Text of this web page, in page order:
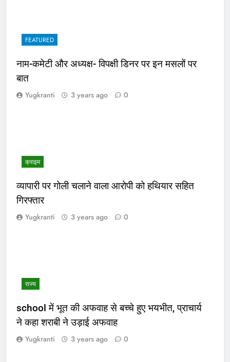
FEATURED
नाम-कमेटी और अध्यक्ष- विपक्षी डिनर पर इन मसलों पर
बात
Yugkranti 3 years ago 0
क्राइम
व्यापारी पर गोली चलाने वाला आरोपी को हथियार सहित
गिरफ्तार
Yugkranti 3 years ago 0
राज्य
school में भूत की अफवाह से बच्चे हुए भयभीत, प्राचार्य
ने कहा शराबी ने उड़ाई अफवाह
Yugkranti 3 years ago 0